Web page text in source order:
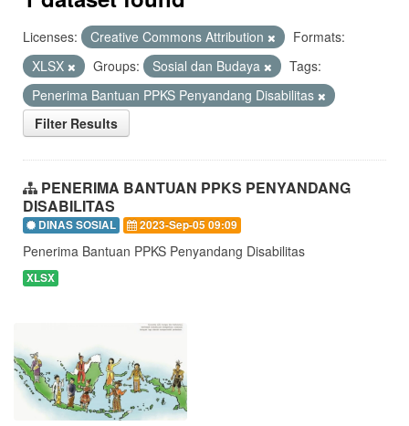
Licenses: Creative Commons Attribution
Formats:
XLSX
Groups: Sosial dan Budaya
Tags:
Penerima Bantuan PPKS Penyandang Disabilitas
Filter Results
PENERIMA BANTUAN PPKS PENYANDANG
DISABILITAS
DINAS SOSIAL 2023-Sep-05 09:09
Penerima Bantuan PPKS Penyandang Disabilitas
XLSX